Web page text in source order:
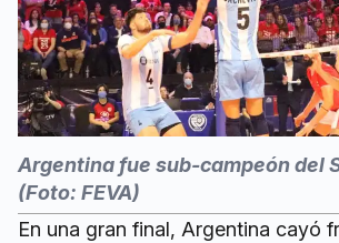
Argentina fue sub-campeón del
(Foto: FEVA)
En una gran final, Argentina cayó